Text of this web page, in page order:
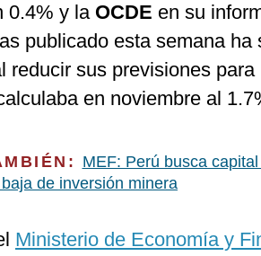
0.4% y la OCDE en su
publicado esta semana ha
reducir sus previsiones
en noviembre al
MEF: Perú busca
de inversión minera
Ministerio de Economía y